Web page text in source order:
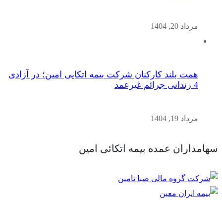
مرداد 20, 1404
همت بلند کارکنان شرکت بیمه اتکایی امین؛ در آزادی
4 زندانی جرائم غیرعمد
مرداد 19, 1404
سهامداران عمده بیمه اتکائی امین